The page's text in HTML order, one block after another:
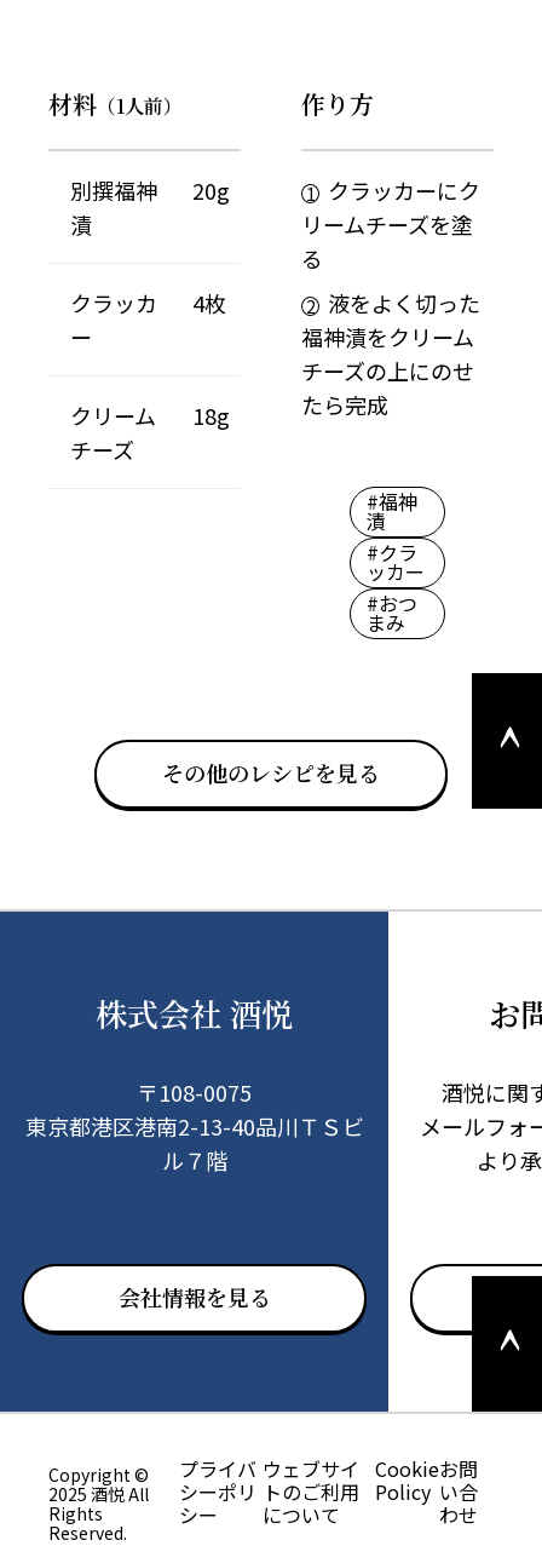
材料 （1人前）
別撰福神
漬
20g
クラッカ
ー
4枚
クリーム
チーズ
18g
作り方
クラッカーにク
リームチーズを塗
る
液をよく切った
福神漬をクリーム
チーズの上にのせ
たら完成
#福神
漬
#クラ
ッカー
#おつ
まみ
その他のレシピを見る
ージの
上部へ
株式会社 酒悦
〒108-0075
東京都港区港南2-13-40品川ＴＳビ
ル７階
会社情報を見る
お
酒悦に関
メールフォ
より
ージの
上部へ
プライバ
シーポリ
シー
ウェブサイ
トのご利用
について
Cookie
Policy
お問
い合
わせ
Copyright ©
2025 酒悦 All
Rights
Reserved.